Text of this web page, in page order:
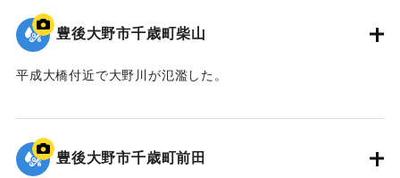
豊後大野市千歳町柴山
平成大橋付近で大野川が氾濫した。
｜固有コード:09922049
豊後大野市千歳町前田